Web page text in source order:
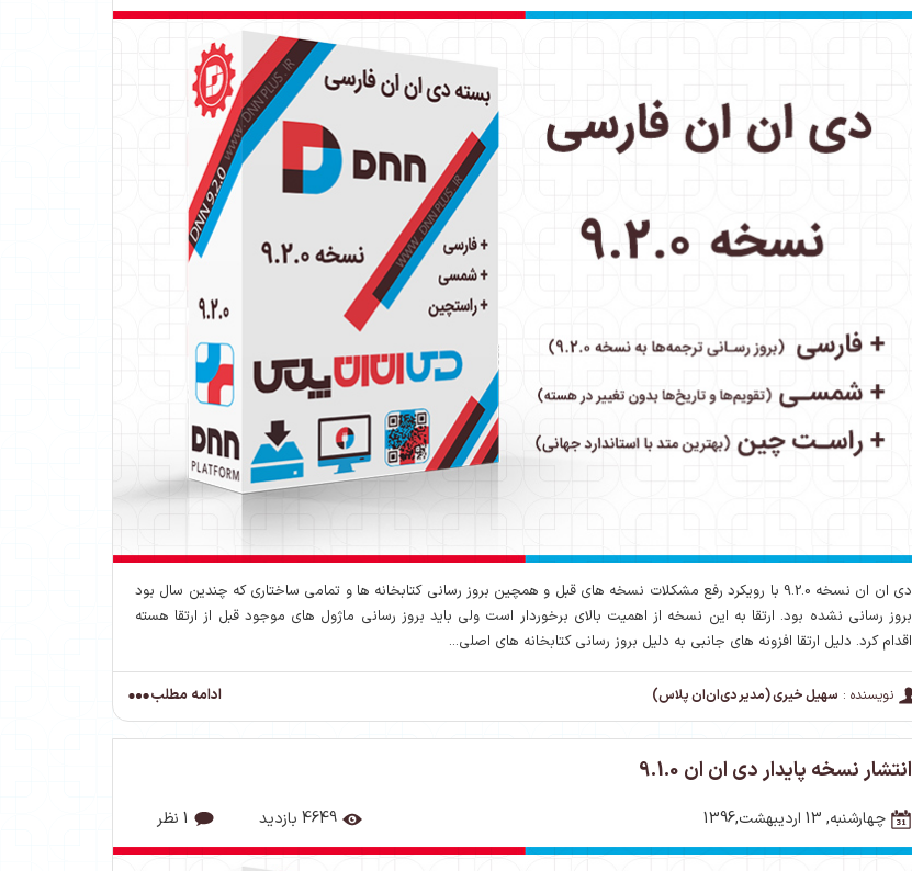
دی ان ان نسخه 9.2.0 با رویکرد رفع مشکلات نسخه های قبل و همچین بروز رسانی کتابخانه ها و تمامی ساختاری که چندین سال بود
بروز رسانی نشده بود. ارتقا به این نسخه از اهمیت بالای برخوردار است ولی باید بروز رسانی ماژول های موجود قبل از ارتقا هسته
اقدام کرد. دلیل ارتقا افزونه های جانبی به دلیل بروز رسانی کتابخانه های اصلی...
نویسنده : سهیل خیری (مدیر دی‌ان‌ان پلاس) ادامه مطلب
انتشار نسخه پایدار دی ان ان 9.1.0
چهارشنبه, 13 اردیبهشت,1396